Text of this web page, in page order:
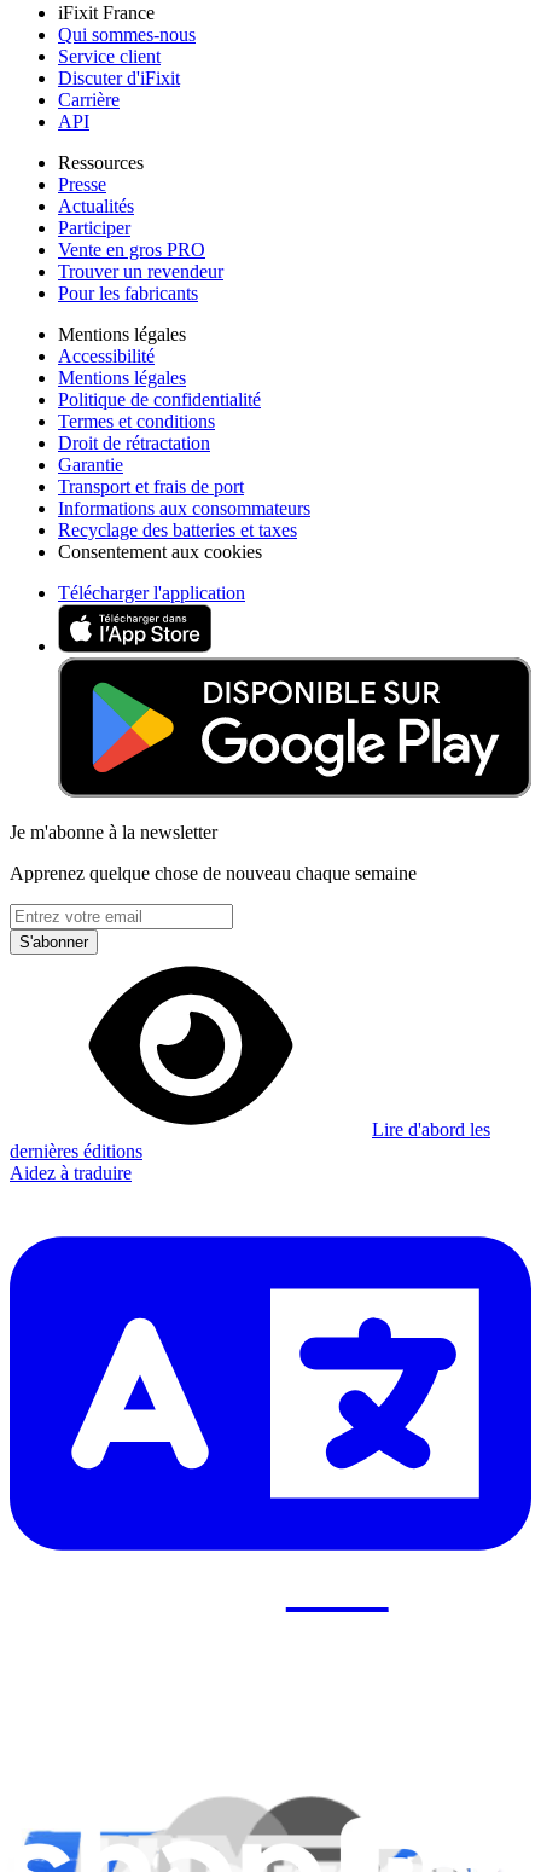
iFixit France
Qui sommes-nous
Service client
Discuter d'iFixit
Carrière
API
Ressources
Presse
Actualités
Participer
Vente en gros PRO
Trouver un revendeur
Pour les fabricants
Mentions légales
Accessibilité
Mentions légales
Politique de confidentialité
Termes et conditions
Droit de rétractation
Garantie
Transport et frais de port
Informations aux consommateurs
Recyclage des batteries et taxes
Consentement aux cookies
Télécharger l'application
Je m'abonne à la newsletter
Apprenez quelque chose de nouveau chaque semaine
S'abonner
Lire d'abord les
dernières éditions
Aidez à traduire